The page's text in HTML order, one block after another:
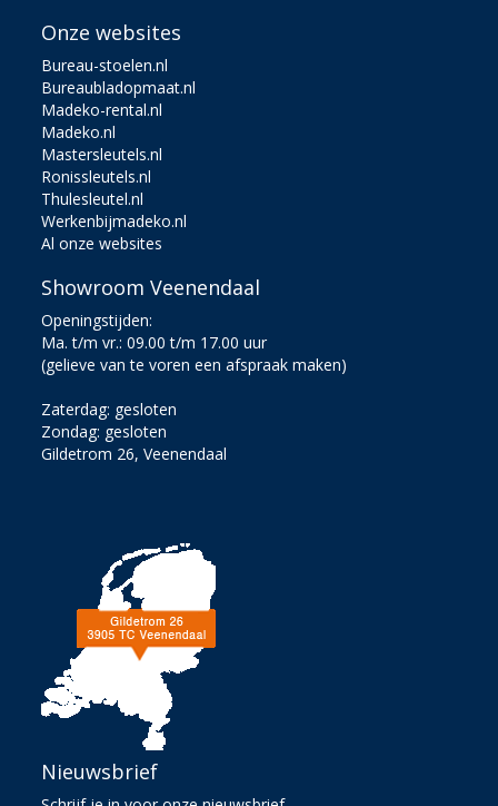
Onze websites
Bureau-stoelen.nl
Bureaubladopmaat.nl
Madeko-rental.nl
Madeko.nl
Mastersleutels.nl
Ronissleutels.nl
Thulesleutel.nl
Werkenbijmadeko.nl
Al onze websites
Showroom Veenendaal
Openingstijden:
Ma. t/m vr.: 09.00 t/m 17.00 uur
(gelieve van te voren een afspraak maken)
Zaterdag: gesloten
Zondag: gesloten
Gildetrom 26, Veenendaal
Nieuwsbrief